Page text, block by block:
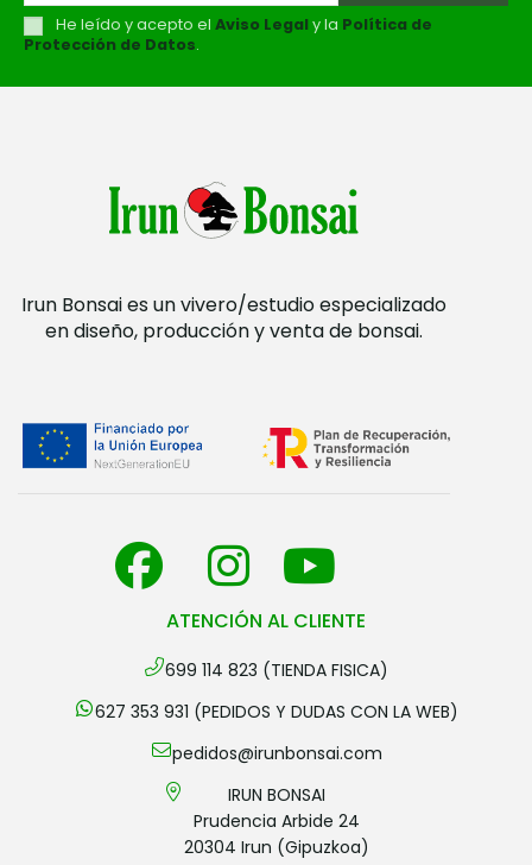
He leído y acepto el Aviso Legaly la Política de
Protección de Datos.
Irun Bonsai es un vivero/estudio especializado
en diseño, producción y venta de bonsai.
ATENCIÓN AL CLIENTE
699 114 823 (TIENDA FISICA)
627 353 931 (PEDIDOS Y DUDAS CON LA WEB)
pedidos@irunbonsai.com
IRUN BONSAI
Prudencia Arbide 24
20304 Irun (Gipuzkoa)